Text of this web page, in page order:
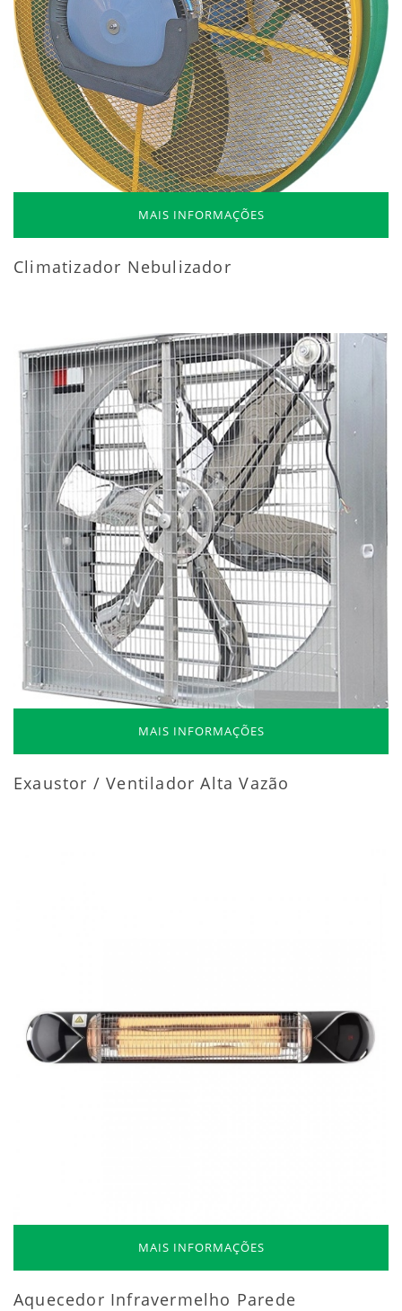
MAIS INFORMAÇÕES
Climatizador Nebulizador
MAIS INFORMAÇÕES
Exaustor / Ventilador Alta Vazão
MAIS INFORMAÇÕES
Aquecedor Infravermelho Parede